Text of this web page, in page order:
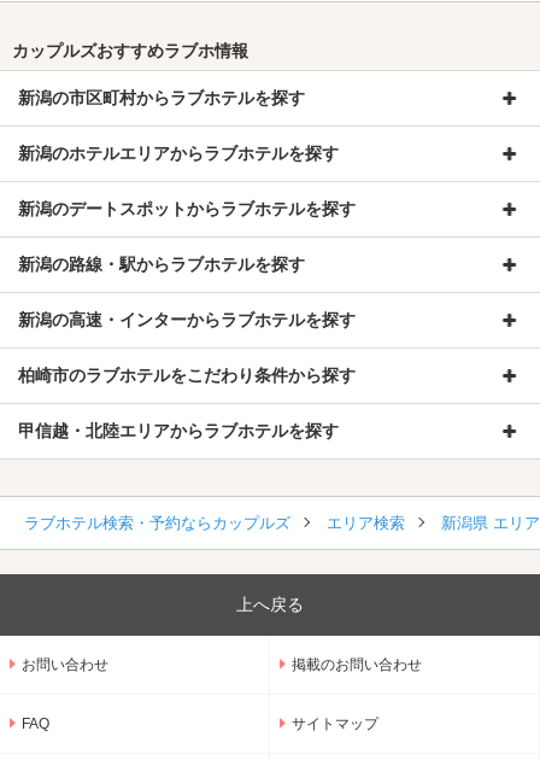
カップルズおすすめラブホ情報
新潟の市区町村からラブホテルを探す
新潟のホテルエリアからラブホテルを探す
新潟のデートスポットからラブホテルを探す
新潟の路線・駅からラブホテルを探す
新潟の高速・インターからラブホテルを探す
柏崎市のラブホテルをこだわり条件から探す
甲信越・北陸エリアからラブホテルを探す
ラブホテル検索・予約ならカップルズ エリア検索 新潟県 エリ
上へ戻る
お問い合わせ 掲載のお問い合わせ
FAQ サイトマップ